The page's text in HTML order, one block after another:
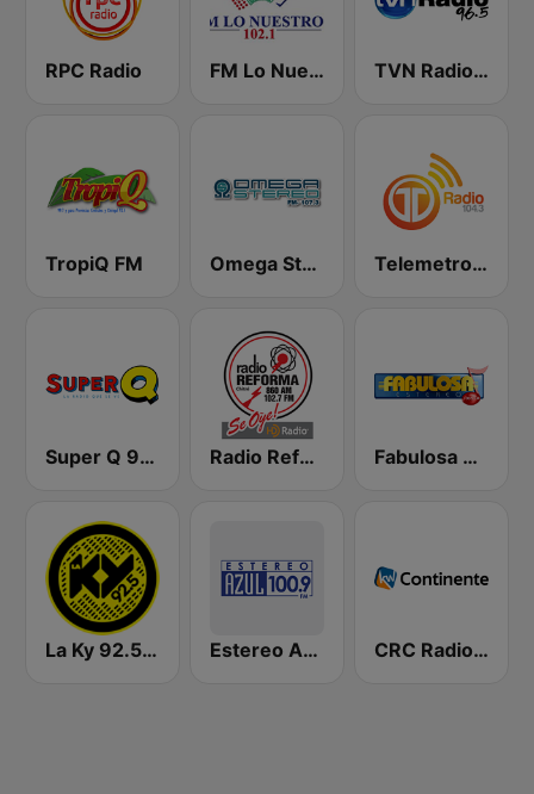
RPC Radio FM Lo Nuestro TVN Radio 96.5 FM
TropiQ FM Omega Stereo Panama Telemetro Radio
Super Q 90.5 FM Radio Reforma Fabulosa Estereo 100.5 FM
La Ky 92.5 FM Estereo Azul 100.9 FM CRC Radio KW Continente